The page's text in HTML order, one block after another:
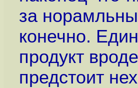
за
конечно.
продукт
предстоит